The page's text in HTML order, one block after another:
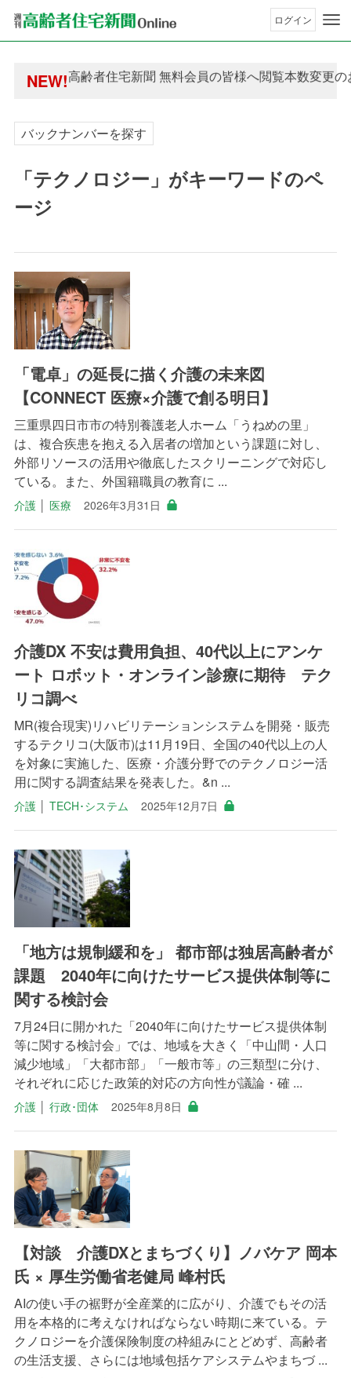
ログイン
NEW!
年間購読制度変更のお知らせ
年間購読制度変更のお知らせ
バックナンバーを探す
「テクノロジー」がキーワードのペ
ージ
「電卓」の延長に描く介護の未来図
【CONNECT 医療×介護で創る明日】
三重県四日市市の特別養護老人ホーム「うねめの里」
は、複合疾患を抱える入居者の増加という課題に対し、
外部リソースの活用や徹底したスクリーニングで対応し
ている。また、外国籍職員の教育に ...
介護│ 医療 2026年3月31日
介護DX 不安は費用負担、40代以上にアンケ
ート ロボット・オンライン診療に期待 テク
リコ調べ
MR(複合現実)リハビリテーションシステムを開発・販売
するテクリコ(大阪市)は11月19日、全国の40代以上の人
を対象に実施した、医療・介護分野でのテクノロジー活
用に関する調査結果を発表した。&n ...
介護│ TECH･システム 2025年12月7日
「地方は規制緩和を」 都市部は独居高齢者が
課題 2040年に向けたサービス提供体制等に
関する検討会
7月24日に開かれた「2040年に向けたサービス提供体制
等に関する検討会」では、地域を大きく「中山間・人口
減少地域」「大都市部」「一般市等」の三類型に分け、
それぞれに応じた政策的対応の方向性が議論・確 ...
介護│ 行政･団体 2025年8月8日
【対談 介護DXとまちづくり】ノバケア 岡本
氏 × 厚生労働省老健局 峰村氏
AIの使い手の裾野が全産業的に広がり、介護でもその活
用を本格的に考えなければならない時期に来ている。テ
クノロジーを介護保険制度の枠組みにとどめず、高齢者
の生活支援、さらには地域包括ケアシステムやまちづ ...